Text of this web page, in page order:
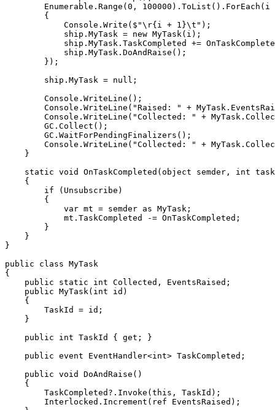
Enumerable.Range(0, 100000).ToList().ForEach(i
        {
            Console.Write($"\r{i + 1}\t");
            ship.MyTask = new MyTask(i);
ship.MyTask.TaskCompleted +=
            ship.MyTask.DoAndRaise();
        });
        ship.MyTask = null;
        Console.WriteLine();
Console.WriteLine("Raised: " +
Console.WriteLine("Collected: " +
        GC.Collect();
        GC.WaitForPendingFinalizers();
Console.WriteLine("Collected: " +
    }
static void OnTaskCompleted(object semder, int
    {
        if (Unsubscribe)
        {
            var mt = semder as MyTask;
            mt.TaskCompleted -= OnTaskCompleted;
        }
    }
}
public class MyTask
{
    public static int Collected, EventsRaised;
    public MyTask(int id)
    {
        TaskId = id;
    }
    public int TaskId { get; }
    public event EventHandler<int> TaskCompleted;
    public void DoAndRaise()
    {
        TaskCompleted?.Invoke(this, TaskId);
        Interlocked.Increment(ref EventsRaised);